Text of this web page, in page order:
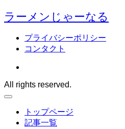
ラーメンじゃーなる
プライバシーポリシー
コンタクト
All rights reserved.
トップページ
記事一覧